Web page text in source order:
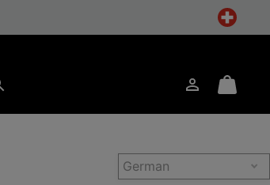
AnmeldenMini
German